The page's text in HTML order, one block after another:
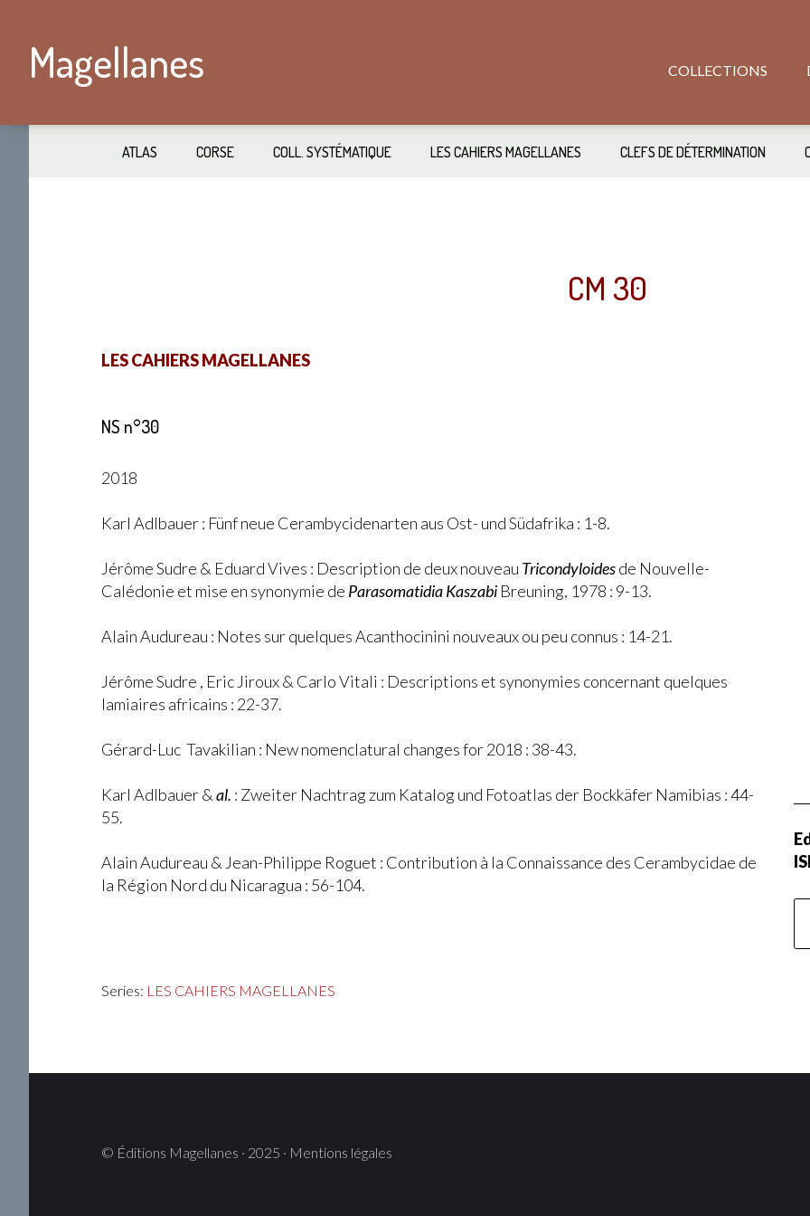
contenu
principal
secondary
navigation
Magellanes COLLECTIONS
ATLAS CORSE COLL. SYSTÉMATIQUE LES CAHIERS MAGELLANES CLEFS DE DÉTERMINATION
CM 30
LES CAHIERS MAGELLANES
NS n°30
2018
Karl Adlbauer : Fünf neue Cerambycidenarten aus Ost- und Südafrika : 1-8.
Jérôme Sudre & Eduard Vives : Description de deux nouveau Tricondyloidesde Nouvelle-
Calédonie et mise en synonymie de Parasomatidia Kaszabi Breuning, 1978 : 9-13.
Alain Audureau : Notes sur quelques Acanthocinini nouveaux ou peu connus : 14-21.
Jérôme Sudre , Eric Jiroux & Carlo Vitali : Descriptions et synonymies concernant quelques
lamiaires africains : 22-37.
Gérard-Luc Tavakilian : New nomenclatural changes for 2018 : 38-43.
Karl Adlbauer &al. : Zweiter Nachtrag zum Katalog und Fotoatlas der Bockkäfer Namibias : 44-
55.
Alain Audureau & Jean-Philippe Roguet : Contribution à la Connaissance des Cerambycidae de
la Région Nord du Nicaragua : 56-104.
Series: LES CAHIERS MAGELLANES
© Éditions Magellanes · 2025 · Mentions légales